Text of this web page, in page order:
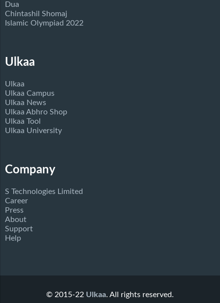
Dua
Chintashil Shomaj
Islamic Olympiad 2022
Ulkaa
Ulkaa
Ulkaa Campus
Ulkaa News
Ulkaa Abhro Shop
Ulkaa Tool
Ulkaa University
Company
S Technologies Limited
Career
Press
About
Support
Help
© 2015-22 Ulkaa. All rights reserved.